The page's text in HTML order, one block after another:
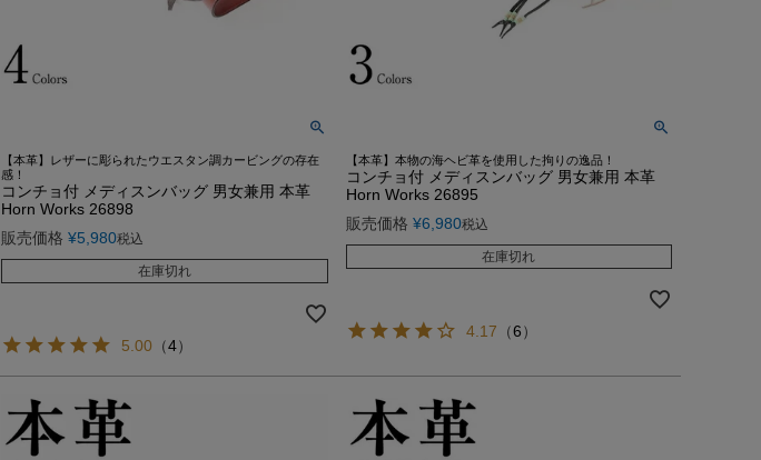
会社概要
【本革】レザーに彫られたウエスタン調カービングの存在
感！
コンチョ付 メディスンバッグ 男女兼用 本革
Horn Works 26898
販売価格 ¥5,980税込
在庫切れ
5.00 （4）
【本革】本物の海ヘビ革を使用した拘りの逸品！
コンチョ付 メディスンバッグ 男女兼用 本革
Horn Works 26895
販売価格 ¥6,980税込
在庫切れ
4.17 （6）